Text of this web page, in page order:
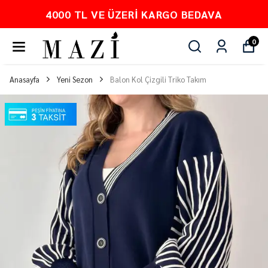
PEŞİN FİYATINA 3 TAKSİT
0
Anasayfa Yeni Sezon Balon Kol Çizgili Triko Takım